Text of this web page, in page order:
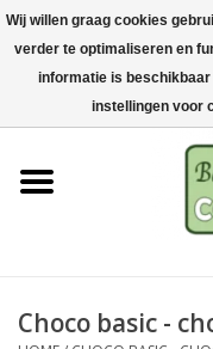
Home
Bak-& kookgerei
Machines & onderdelen
Chocolade & ijsbereiding
Choco basic -
Wij willen graag cookies
verder te optimaliseren en
informatie is
instellingen voor